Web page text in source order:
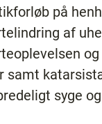
på
af
samt
syge